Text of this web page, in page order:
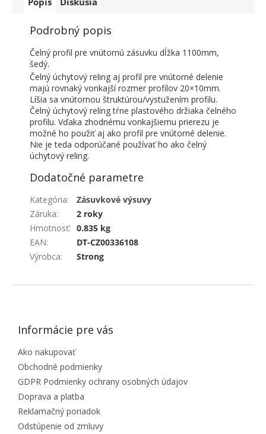
Podrobný popis
Čelný profil pre vnútornú zásuvku dĺžka 1100mm,
šedý.
Čelný úchytový reling aj profil pre vnútorné delenie
majú rovnaký vonkajší rozmer profilov 20×10mm.
Líšia sa vnútornou štruktúrou/vystužením profilu.
Čelný úchytový reling tŕne plastového držiaka čelného
profilu. Vďaka zhodnému vonkajšiemu prierezu je
možné ho použiť aj ako profil pre vnútorné delenie.
Nie je teda odporúčané používať ho ako čelný
úchytový reling.
Dodatočné parametre
Kategória:
Zásuvkové výsuvy
Záruka:
2 roky
Hmotnosť: 0.835 kg
EAN:
DT-CZ00336108
Výrobca: Strong
ZÁPÄTIE
Informácie pre vás
Ako nakupovať
Obchodné podmienky
GDPR Podmienky ochrany osobných údajov
Doprava a platba
Reklamačný poriadok
Odstúpenie od zmluvy